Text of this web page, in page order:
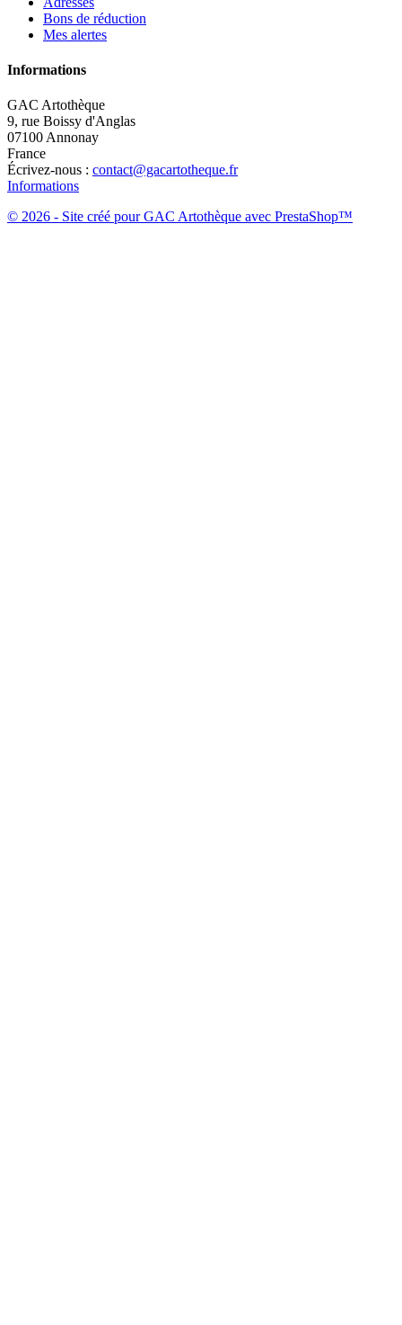
Bons de réduction
Mes alertes
Informations
GAC Artothèque
9, rue Boissy d'Anglas
07100 Annonay
France
Écrivez-nous : contact@gacartotheque.fr
Informations
© 2026 - Site créé pour GAC Artothèque avec PrestaShop™